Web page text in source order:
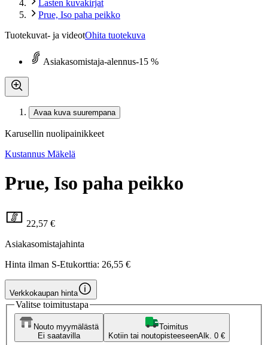
Lasten kuvakirjat
Prue, Iso paha peikko
Tuotekuvat- ja videotOhita tuotekuva
Asiakasomistaja-alennus-15 %
Avaa kuva suurempana
Karusellin nuolipainikkeet
Kustannus Mäkelä
Prue, Iso paha peikko
22,57 €
Asiakasomistajahinta
Hinta ilman S-Etukorttia: 26,55 €
Verkkokaupan hinta
Valitse toimitustapa
Nouto myymälästä
Ei saatavilla
Toimitus
Kotiin tai noutopisteeseenAlk. 0 €